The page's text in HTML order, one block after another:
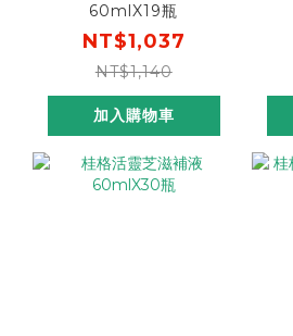
60mlX19瓶
NT$1,037
NT$1,140
加入購物車